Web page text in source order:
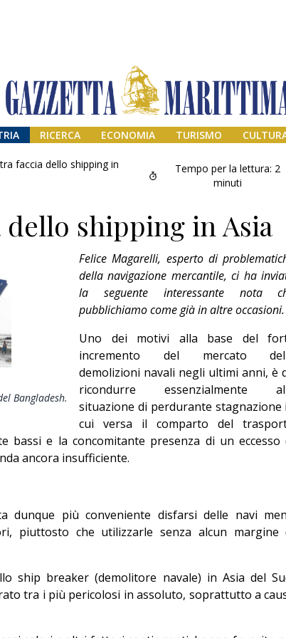
RICERCA ECONOMIA TURISMO
faccia dello shipping in
Tempo per la lettura: 2
minuti
dello shipping in Asia
Bangladesh.
Felice Magarelli, esperto di
della navigazione mercantile, ci ha
la seguente interessante nota
pubblichiamo come già in altre occasioni.
Uno dei motivi alla base del
incremento del mercato
demolizioni navali negli ultimi anni, è
ricondurre essenzialmente
situazione di perdurante stagnazione
cui versa il comparto del
bassi e la concomitante presenza di un eccesso
ancora insufficiente.
dunque più conveniente disfarsi delle navi
piuttosto che utilizzarle senza alcun margine
ship breaker (demolitore navale) in Asia del
tra i più pericolosi in assoluto, soprattutto a
Addio amico
Giorgio
Editoriale